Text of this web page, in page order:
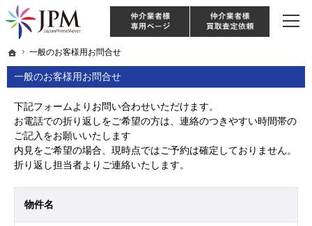
ホーム
一般のお客様用お問合せ
一般のお客様用お問合せ
東京・神奈川・埼玉・千葉のリノベーション住宅や中古マンションを手がける会
【物件買取強化中！】リノベーション住宅・不動産・中古マンションならJPM
下記フォームよりお問い合わせいただけます。
お電話での折り返しをご希望の方は、連絡のつきやすい時間帯の
ご記入をお願いいたします
内見をご希望の場合、現時点ではご予約は確定しておりません。
折り返し担当者よりご連絡いたします。
物件名
ホーム
一般のお客様用お問合せ